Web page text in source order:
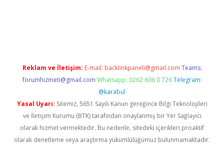
Reklam ve İletişim: E-mail: backlinkpaneli@gmail.com Teams:
forumhizmeti@gmail.com Whatsapp: 0262 606 0 726 Telegram:
@karabul
Yasal Uyarı: Sitemiz, 5651 Sayılı Kanun gereğince Bilgi Teknolojileri
ve İletişim Kurumu (BTK) tarafından onaylanmış bir Yer Sağlayıcı
olarak hizmet vermektedir. Bu nedenle, sitedeki içerikleri proaktif
olarak denetleme veya araştırma yükümlülüğümüz bulunmamaktadır.